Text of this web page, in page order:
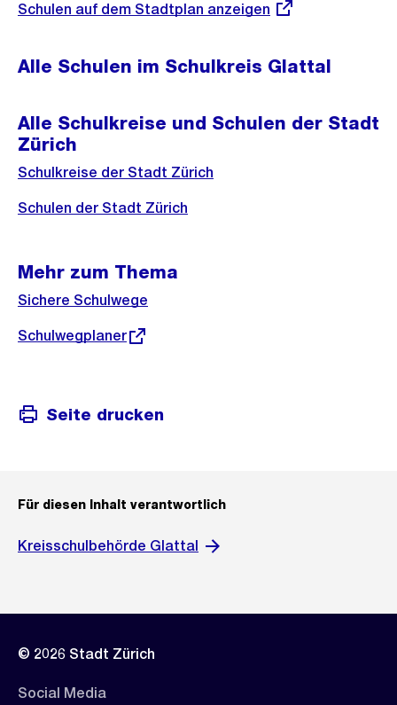
Externer
Schulen auf dem Stadtplan anzeigen
Alle Schulen im Schulkreis Glattal
Alle Schulkreise und Schulen der Stadt
Zürich
Schulkreise der Stadt Zürich
Schulen der Stadt Zürich
Mehr zum Thema
Sichere Schulwege
Externer
Schulwegplaner
Seite drucken
Für diesen Inhalt verantwortlich
Kreisschulbehörde Glattal
© 2026 Stadt Zürich
Social Media